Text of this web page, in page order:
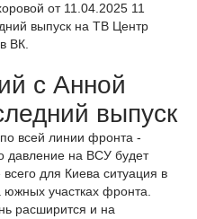
от 11.04.2025 11
выпуск на ТВ Центр
ВК.
с Анной
выпуск
всей линии фронта -
давление на ВСУ будет
для Киева ситуация в
участках фронта.
расширится и на